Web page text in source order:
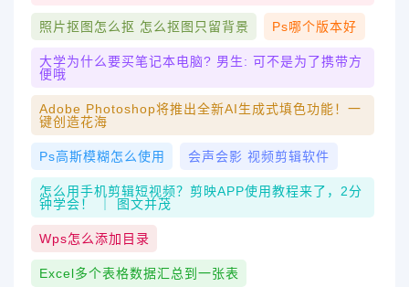
照片抠图怎么抠 怎么抠图只留背景 Ps哪个版本好
大学为什么要买笔记本电脑? 男生: 可不是为了携带方
便哦
Adobe Photoshop将推出全新AI生成式填色功能！一
键创造花海
Ps高斯模糊怎么使用 会声会影 视频剪辑软件
怎么用手机剪辑短视频？剪映APP使用教程来了，2分
钟学会！ ｜ 图文并茂
Wps怎么添加目录
Excel多个表格数据汇总到一张表